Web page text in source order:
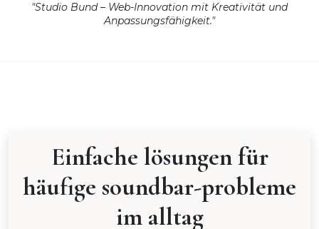
"Studio Bund – Web-Innovation mit Kreativität und
Anpassungsfähigkeit."
Einfache lösungen für
häufige soundbar-probleme
im alltag